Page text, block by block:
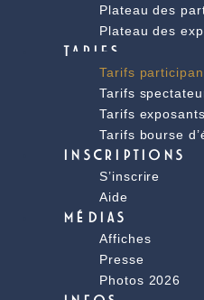
Plateau des
Plateau des
TARIFS
Tarifs
Tarifs
Tarifs exposants
Tarifs bourse
INSCRIPTIONS
S’inscrire
Aide
MÉDIAS
Affiches
Presse
Photos 2026